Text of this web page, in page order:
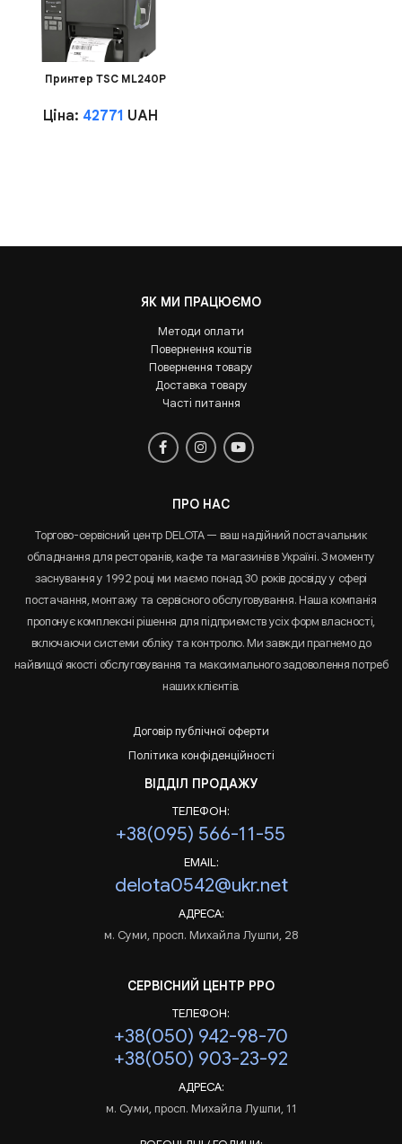
Принтер TSC ML240P
Ціна: 42771 UAH
ЯК МИ ПРАЦЮЄМО
Методи оплати
Повернення коштів
Повернення товару
Доставка товару
Часті питання
ПРО НАС
Торгово-сервісний центр DELOTA — ваш надійний постачальник
обладнання для ресторанів, кафе та магазинів в Україні. З моменту
заснування у 1992 році ми маємо понад 30 років досвіду у сфері
постачання, монтажу та сервісного обслуговування. Наша компанія
пропонує комплексні рішення для підприємств усіх форм власності,
включаючи системи обліку та контролю. Ми завжди прагнемо до
найвищої якості обслуговування та максимального задоволення потреб
наших клієнтів.
Договір публічної оферти
Політика конфіденційності
ВІДДІЛ ПРОДАЖУ
ТЕЛЕФОН:
+38(095) 566-11-55
EMAIL:
delota0542@ukr.net
АДРЕСА:
м. Суми, просп. Михайла Лушпи, 28
СЕРВІСНИЙ ЦЕНТР РРО
ТЕЛЕФОН:
+38(050) 942-98-70
+38(050) 903-23-92
АДРЕСА:
м. Суми, просп. Михайла Лушпи, 11